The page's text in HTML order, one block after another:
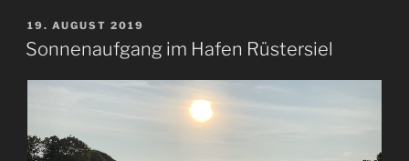
VERÖFFENTLICHT
AM
19. AUGUST 2019
Sonnenaufgang im Hafen Rüstersiel